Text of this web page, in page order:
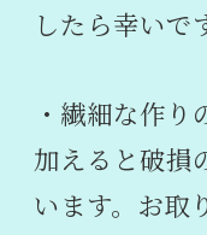
したら幸いで
・繊細な作
加えると破損
います。お取